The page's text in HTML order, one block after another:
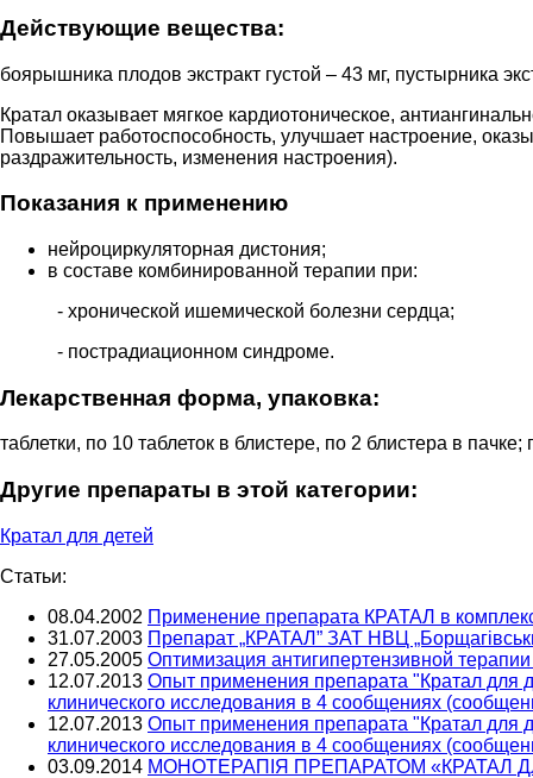
Действующие вещества:
боярышника плодов экстракт густой – 43 мг, пустырника
Кратал оказывает мягкое кардиотоническое,
Повышает работоспособность, улучшает настроение,
раздражительность, изменения настроения).
Показания к применению
нейроциркуляторная дистония;
в составе комбинированной терапии при:
- хронической ишемической болезни сердца;
- пострадиационном синдроме.
Лекарственная форма, упаковка:
таблетки, по 10 таблеток в блистере, по 2 блистера в
Другие препараты в этой категории:
Кратал для детей
Статьи:
08.04.2002 Применение препарата КРАТАЛ в
31.07.2003 Препарат „КРАТАЛ” ЗАТ НВЦ
27.05.2005 Оптимизация антигипертензивной
12.07.2013 Опыт применения препарата "Кратал для
клинического исследования в 4 сообщениях
12.07.2013 Опыт применения препарата "Кратал для
клинического исследования в 4 сообщениях
03.09.2014 МОНОТЕРАПІЯ ПРЕПАРАТОМ «КРАТАЛ